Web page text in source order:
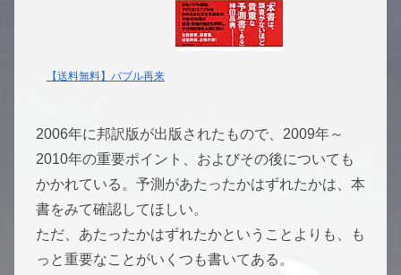
【送料無料】バブル再来
2006年に邦訳版が出版されたもので、2009年～
2010年の重要ポイント、およびその後についても
かかれている。予測があたったかはずれたかは、本
書をみて確認してほしい。
ただ、あたったかはずれたかということよりも、も
っと重要なことがいくつも書いてある。